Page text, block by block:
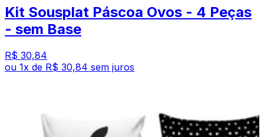
Kit Sousplat Páscoa Ovos - 4 Peças
- sem Base
R$ 30,84
ou 1x de R$ 30,84 sem juros